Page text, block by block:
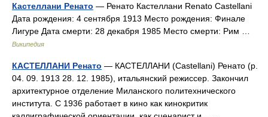
Кастеллани Ренато — Ренато Кастеллани Renato Castellani
Дата рождения: 4 сентября 1913 Место рождения: Финале
Лигуре Дата смерти: 28 декабря 1985 Место смерти: Рим …
Википедия
КАСТЕЛЛАНИ Ренато — КАСТЕЛЛАНИ (Cаstellani) Ренато (р.
04. 09. 1913 28. 12. 1985), итальянский режиссер. Закончил
архитектурное отделение Миланского политехнического
института. С 1936 работает в кино как кинокритик